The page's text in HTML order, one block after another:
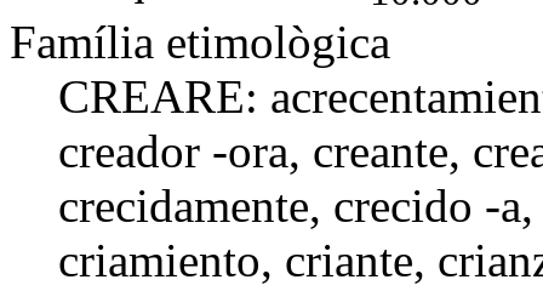
Família etimològica
CREARE:
creador -ora, creante,
crecidamente, crecido -a
criamiento, criante,